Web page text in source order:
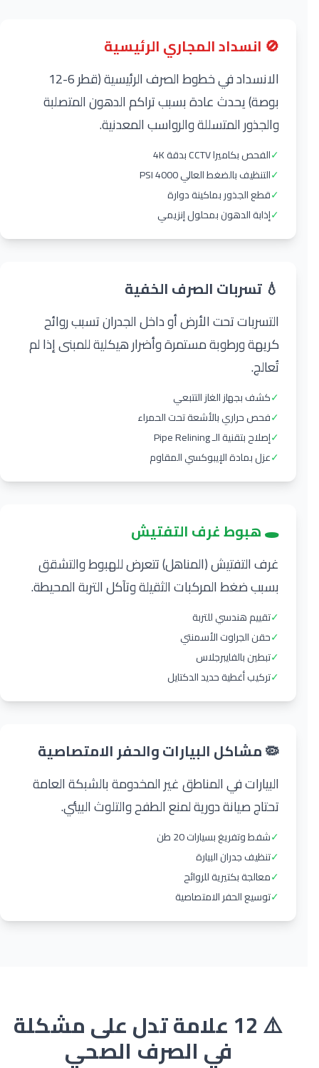
🚫 انسداد المجاري الرئيسية
الانسداد في خطوط الصرف الرئيسية (قطر 6-12
بوصة) يحدث عادة بسبب تراكم الدهون المتصلبة
والجذور المتسللة والرواسب المعدنية.
الفحص بكاميرا CCTV بدقة 4K
التنظيف بالضغط العالي 4000 PSI
قطع الجذور بماكينة دوارة
إذابة الدهون بمحلول إنزيمي
💧 تسربات الصرف الخفية
التسربات تحت الأرض أو داخل الجدران تسبب روائح
كريهة ورطوبة مستمرة وأضرار هيكلية للمبنى إذا لم
تُعالج.
كشف بجهاز الغاز التتبعي
فحص حراري بالأشعة تحت الحمراء
إصلاح بتقنية الـ Pipe Relining
عزل بمادة الإيبوكسي المقاوم
🕳️ هبوط غرف التفتيش
غرف التفتيش (المناهل) تتعرض للهبوط والتشقق
بسبب ضغط المركبات الثقيلة وتآكل التربة المحيطة.
تقييم هندسي للتربة
حقن الجراوت الأسمنتي
تبطين بالفايبرجلاس
تركيب أغطية حديد الدكتايل
🦠 مشاكل البيارات والحفر الامتصاصية
البيارات في المناطق غير المخدومة بالشبكة العامة
تحتاج صيانة دورية لمنع الطفح والتلوث البيئي.
شفط وتفريغ بسيارات 20 طن
تنظيف جدران البيارة
معالجة بكتيرية للروائح
توسيع الحفر الامتصاصية
⚠️ 12 علامة تدل على مشكلة
في الصرف الصحي